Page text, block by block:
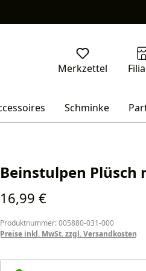
Schminke
Beinstulpen Plüsch
Regulärer Preis:
16,99 €
Produktnummer: 005880-031-000
Preise inkl. MwSt. zzgl. Versandkosten